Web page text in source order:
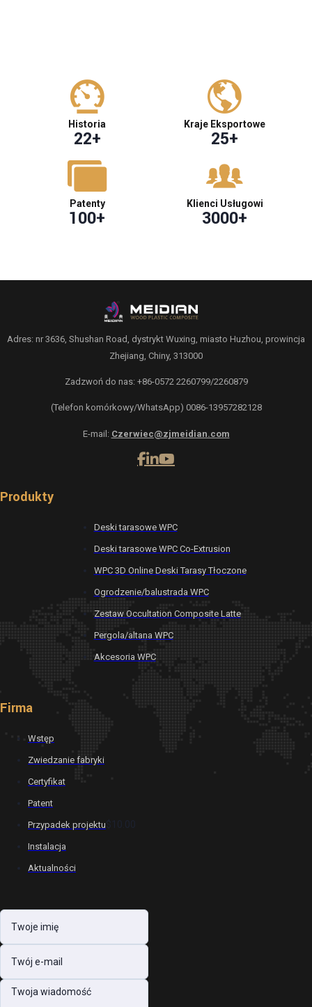
Historia
22+
Kraje Eksportowe
25+
Patenty
100+
Klienci Usługowi
3000+
Adres: nr 3636, Shushan Road, dystrykt Wuxing, miasto Huzhou, prowincja
Zhejiang, Chiny, 313000
Zadzwoń do nas: +86-0572 2260799/2260879
(Telefon komórkowy/WhatsApp) 0086-13957282128
E-mail: Czerwiec@zjmeidian.com
Produkty
Deski tarasowe WPC
Deski tarasowe WPC Co-Extrusion
WPC 3D Online Deski Tarasy Tłoczone
Ogrodzenie/balustrada WPC
Zestaw Occultation Composite Latte
Pergola/altana WPC
Akcesoria WPC
Firma
Wstęp
Zwiedzanie fabryki
Certyfikat
Patent
Przypadek projektu$10.00
Instalacja
Aktualności